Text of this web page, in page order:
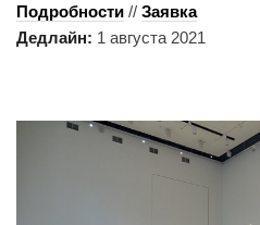
Подробности // Заявка
Дедлайн: 1 августа 2021